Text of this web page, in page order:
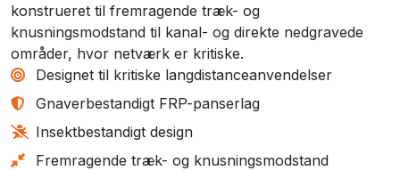
konstrueret til fremragende træk- og
knusningsmodstand til kanal- og direkte nedgravede
områder, hvor netværk er kritiske.
Designet til kritiske langdistanceanvendelser
Gnaverbestandigt FRP-panserlag
Insektbestandigt design
Fremragende træk- og knusningsmodstand